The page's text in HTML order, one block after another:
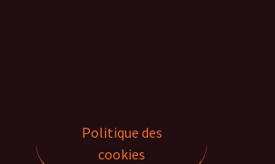
Politique des
cookies